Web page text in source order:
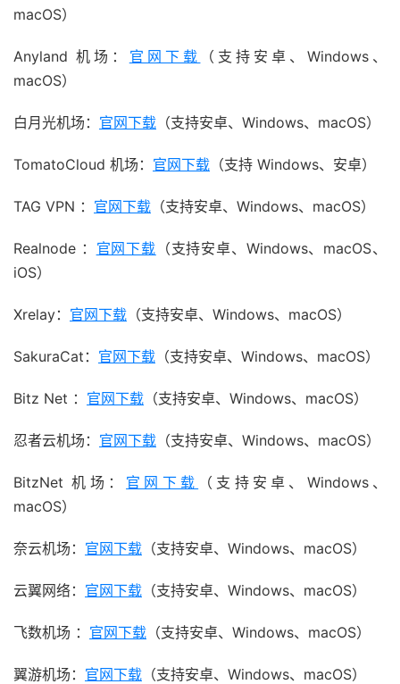
macOS）
Anyland 机场： 官网下载
（支持安卓、Windows、
macOS）
白月光机场： 官网下载 （支持安卓、Windows、macOS）
TomatoCloud 机场： 官网下载 （支持 Windows、安卓）
TAG VPN ： 官网下载 （支持安卓、Windows、macOS）
Realnode ： 官网下载 （支持安卓、Windows、macOS、
iOS）
Xrelay： 官网下载 （支持安卓、Windows、macOS）
SakuraCat： 官网下载 （支持安卓、Windows、macOS）
Bitz Net ： 官网下载 （支持安卓、Windows、macOS）
忍者云机场： 官网下载 （支持安卓、Windows、macOS）
BitzNet 机场： 官网下载
（支持安卓、Windows、
macOS）
奈云机场： 官网下载 （支持安卓、Windows、macOS）
云翼网络： 官网下载 （支持安卓、Windows、macOS）
飞数机场 ： 官网下载 （支持安卓、Windows、macOS）
翼游机场： 官网下载 （支持安卓、Windows、macOS）